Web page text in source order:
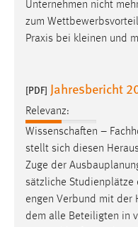
Unternehmen nicht
zum
Praxis bei kleinen und
[PDF] Jahresbericht
Relevanz:
Wissenschaften –
stellt sich diesen
Zuge der
sätzliche Studienplätze
engen Verbund mit der
dem alle Beteiligten in
chat-frame-style-
Zweck:
Cookie Laufzeit:
5e9dbeb1811c0446
Jahre, MIBEW_UserID
Login
Name:
fe_user, be_user,